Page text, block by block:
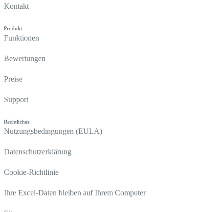
Kontakt
Produkt
Funktionen
Bewertungen
Preise
Support
Rechtliches
Nutzungsbedingungen (EULA)
Datenschutzerklärung
Cookie-Richtlinie
Ihre Excel-Daten bleiben auf Ihrem Computer